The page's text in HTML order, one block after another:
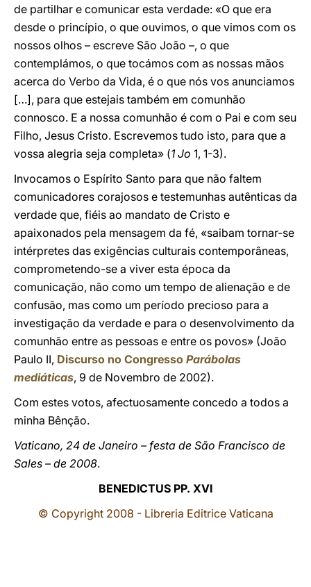
de partilhar e comunicar esta verdade: «O que era
desde o princípio, o que ouvimos, o que vimos com os
nossos olhos – escreve São João –, o que
contemplámos, o que tocámos com as nossas mãos
acerca do Verbo da Vida, é o que nós vos anunciamos
[…], para que estejais também em comunhão
connosco. E a nossa comunhão é com o Pai e com seu
Filho, Jesus Cristo. Escrevemos tudo isto, para que a
vossa alegria seja completa» (1 Jo 1, 1-3).
Invocamos o Espírito Santo para que não faltem
comunicadores corajosos e testemunhas autênticas da
verdade que, fiéis ao mandato de Cristo e
apaixonados pela mensagem da fé, «saibam tornar-se
intérpretes das exigências culturais contemporâneas,
comprometendo-se a viver esta época da
comunicação, não como um tempo de alienação e de
confusão, mas como um período precioso para a
investigação da verdade e para o desenvolvimento da
comunhão entre as pessoas e entre os povos» (João
Paulo II, Discurso no Congresso Parábolas
mediáticas, 9 de Novembro de 2002).
Com estes votos, afectuosamente concedo a todos a
minha Bênção.
Vaticano, 24 de Janeiro – festa de São Francisco de
Sales – de 2008.
BENEDICTUS PP. XVI
© Copyright 2008 - Libreria Editrice Vaticana